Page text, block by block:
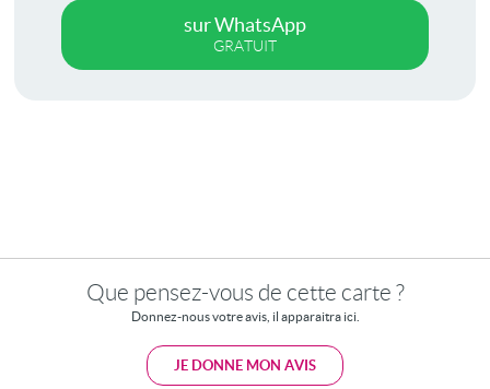
sur WhatsApp
GRATUIT
Que pensez-vous de cette carte ?
Donnez-nous votre avis, il apparaitra ici.
JE DONNE MON AVIS